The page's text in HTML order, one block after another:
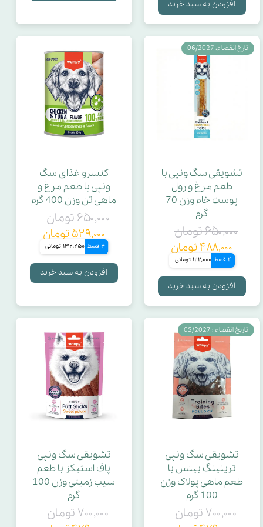
آرامخور
جنس تیغه
عرض قلاده کتفی
کندروتین
حجم خمیردندان
وزن بسته
وزن نهایی
سایز کوچک
سایز متوسط
نوع پوچ
ویتامین C و B
کشور سازنده برند
افزودن به سبد خرید
تشویقی سگ ونپی با
طعم مرغ و رول
پوست خام وزن 70
گرم
۶۵۰,۰۰۰ تومان
۴۸۸,۰۰۰ تومان
4 قسط 122,000 تومانی
افزودن به سبد خرید
تارخ انقضاء: 06/2027
کنسرو غذای سگ
ونپی با طعم مرغ و
ماهی تن وزن 400 گرم
۶۵۰,۰۰۰ تومان
۵۲۹,۰۰۰ تومان
4 قسط 132,250 تومانی
افزودن به سبد خرید
تشویقی سگ ونپی
ترینینگ بیتس با
طعم ماهی پولاک وزن
100 گرم
۷۰۰,۰۰۰ تومان
تاریخ انقضاء : 05/2027
تشویقی سگ ونپی
پاف استیکز با طعم
سیب زمینی وزن 100
گرم
۷۰۰,۰۰۰ تومان